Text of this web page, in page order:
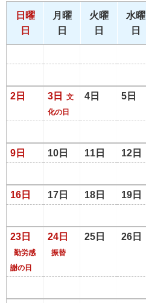
日曜
日
月曜
日
火曜
日
水曜
日
2日 3日
文
化の日
4日 5日
9日 10日 11日 12日
16日 17日 18日 19日
23日
勤労感
謝の日
24日
振替
25日 26日